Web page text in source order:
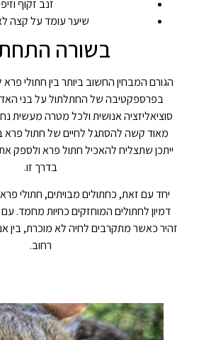
זנב זקוף
שיער עומד על קצה
בשורה
הגורם המבחין החשוב ביותר בין חתולי
בפרספקטיבה של החתלתול על בני
סוציאליזציה אנושית ולכל מטרה מעשית
מאוד קשה להסתגל לחיים של חתול פרא
ייתכן שתצליח להאכיל חתול פרא ולספק
בדרך זו.
יחד עם זאת, כחתולים מבויתים, חתולי
דמיון לחתולים המוחזקים כחיות מחמד.
זהיר כאשר מתקרבים לחיה לא מוכרת, בין
רחוב.